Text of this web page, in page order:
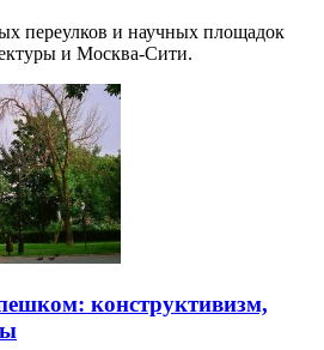
переулков и научных площадок
и Москва-Сити.
конструктивизм,